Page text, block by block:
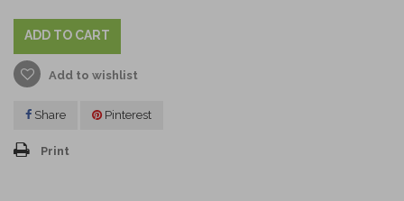
ADD TO CART
Add to wishlist
Share Pinterest
Print